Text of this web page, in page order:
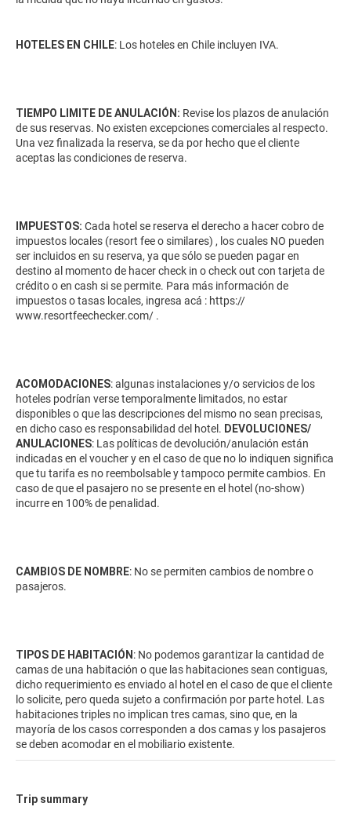
HOTELES EN CHILE: Los hoteles en Chile incluyen IVA.
TIEMPO LIMITE DE ANULACIÓN: Revise los plazos de anulación
de sus reservas. No existen excepciones comerciales al respecto.
Una vez finalizada la reserva, se da por hecho que el cliente
aceptas las condiciones de reserva.
IMPUESTOS: Cada hotel se reserva el derecho a hacer cobro de
impuestos locales (resort fee o similares) , los cuales NO pueden
ser incluidos en su reserva, ya que sólo se pueden pagar en
destino al momento de hacer check in o check out con tarjeta de
crédito o en cash si se permite. Para más información de
impuestos o tasas locales, ingresa acá : https://
www.resortfeechecker.com/ .
ACOMODACIONES: algunas instalaciones y/o servicios de los
hoteles podrían verse temporalmente limitados, no estar
disponibles o que las descripciones del mismo no sean precisas,
en dicho caso es responsabilidad del hotel. DEVOLUCIONES/
ANULACIONES: Las políticas de devolución/anulación están
indicadas en el voucher y en el caso de que no lo indiquen significa
que tu tarifa es no reembolsable y tampoco permite cambios. En
caso de que el pasajero no se presente en el hotel (no-show)
incurre en 100% de penalidad.
CAMBIOS DE NOMBRE: No se permiten cambios de nombre o
pasajeros.
TIPOS DE HABITACIÓN : No podemos garantizar la cantidad de
camas de una habitación o que las habitaciones sean contiguas,
dicho requerimiento es enviado al hotel en el caso de que el cliente
lo solicite, pero queda sujeto a confirmación por parte hotel. Las
habitaciones triples no implican tres camas, sino que, en la
mayoría de los casos corresponden a dos camas y los pasajeros
se deben acomodar en el mobiliario existente.
Trip summary